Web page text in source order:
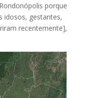
porque
idosos, gestantes,
recentemente],